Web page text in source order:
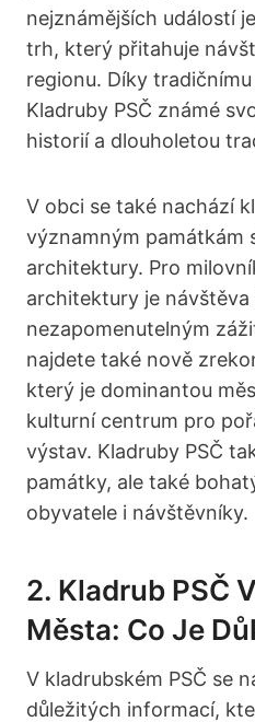
nejznámějších událostí
trh, který přitahuje
regionu. Díky
Kladruby PSČ známé
historií a dlouholetou
V obci se také nachází
významným památkám
architektury. Pro
architektury je návštěva
nezapomenutelným
najdete také nově
který je dominantou
kulturní centrum pro
výstav. Kladruby PSČ
památky, ale také
obyvatele i návštěvníky.
2. Kladrub PSČ
Města: Co Je
V kladrubském PSČ se
důležitých informací,